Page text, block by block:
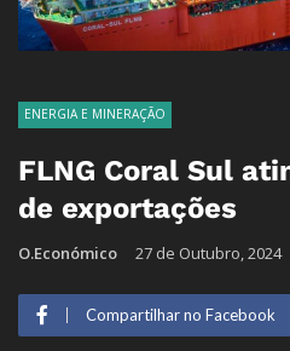
ENERGIA E MINERAÇÃO
FLNG Coral Sul
de exportações
O.Económico 27 de Outubro, 2024
Compartilhar no Facebook